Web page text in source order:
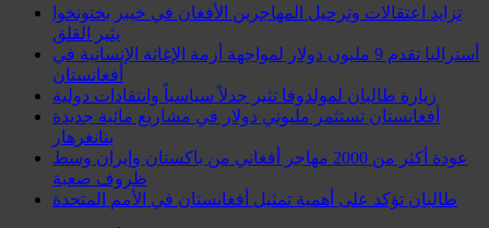
تزايد اعتقالات وترحيل المهاجرين الأفغان في خيبر بختونخوا
يثير القلق
أستراليا تقدم 9 مليون دولار لمواجهة أزمة الإغاثة الإنسانية في
أفغانستان
زيارة طالبان لمولدوفا تثير جدلاً سياسياً وانتقادات دولية
أفغانستان تستثمر مليوني دولار في مشاريع مائية جديدة
بنانغرهار
عودة أكثر من 2000 مهاجر أفغاني من باكستان وإيران وسط
ظروف صعبة
طالبان تؤكد على أهمية تمثيل أفغانستان في الأمم المتحدة